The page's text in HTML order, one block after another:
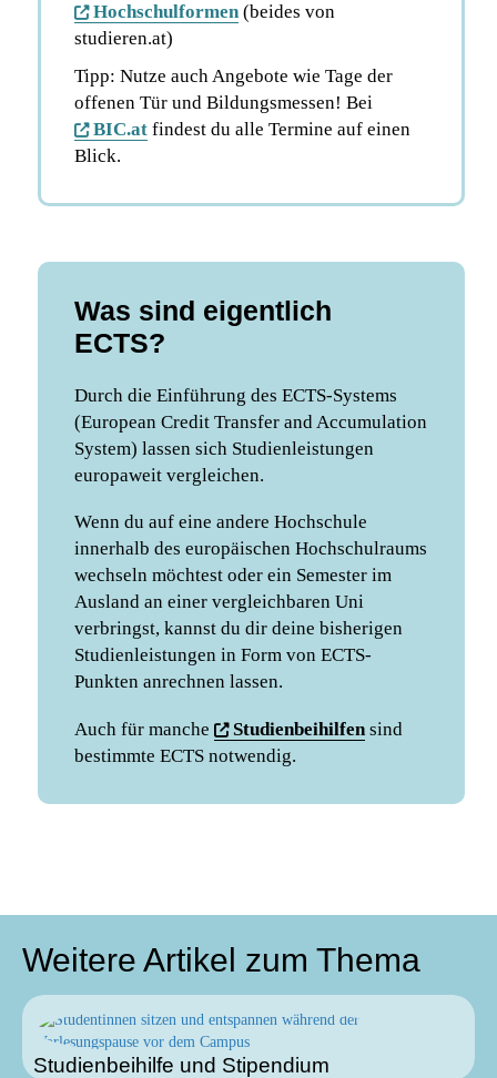
Hochschulformen(beides von
studieren.at)
Tipp: Nutze auch Angebote wie Tage der
offenen Tür und Bildungsmessen! Bei
BIC.at findest du alle Termine auf einen
Blick.
Was sind eigentlich
ECTS?
Durch die Einführung des ECTS-Systems
(European Credit Transfer and Accumulation
System) lassen sich Studienleistungen
europaweit vergleichen.
Wenn du auf eine andere Hochschule
innerhalb des europäischen Hochschulraums
wechseln möchtest oder ein Semester im
Ausland an einer vergleichbaren Uni
verbringst, kannst du dir deine bisherigen
Studienleistungen in Form von ECTS-
Punkten anrechnen lassen.
Auch für manche Studienbeihilfen sind
bestimmte ECTS notwendig.
Weitere Artikel zum Thema
Studienbeihilfe und Stipendium